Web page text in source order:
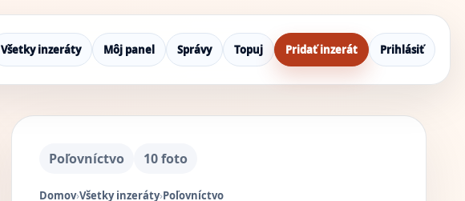
Všetky inzeráty Môj panel Správy Topuj Pridať inzerát Prihlásiť
Poľovníctvo 10 foto
Domov›Všetky inzeráty›Poľovníctvo